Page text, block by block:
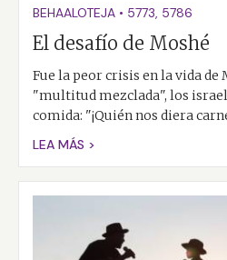
BEHAALOTEJA • 5773 5786
El desafío de Moshé
Fue la peor crisis en la vida de
"multitud mezclada", los
comida: "¡Quién nos diera
LEA MÁS >